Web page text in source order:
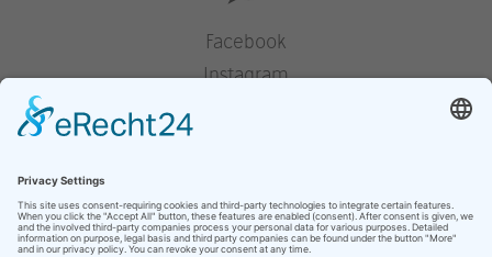
Facebook
Instagram